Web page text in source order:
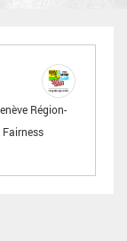
Région-
Fairness